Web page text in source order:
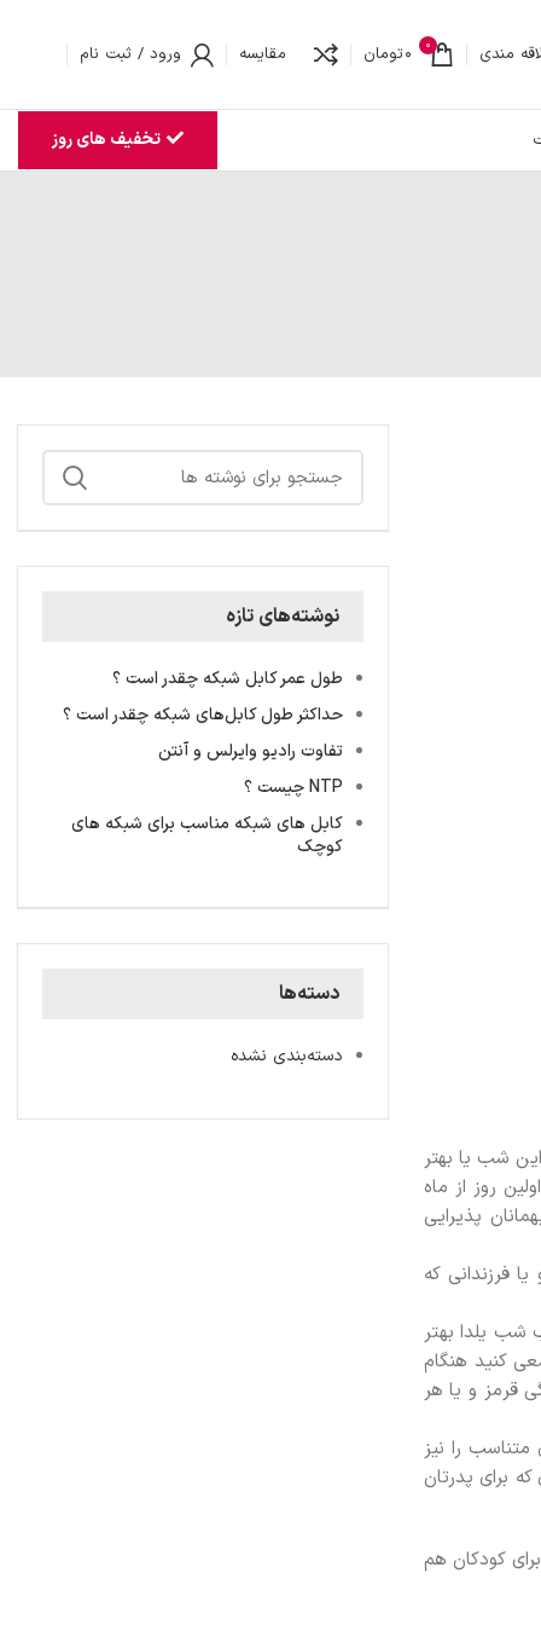
مندی 0
0تومان مقایسه ورود / ثبت نام
تخفیف های روز
شب یا بهتر
روز از ماه
پذیرایی
فرزندانی که
شب یلدا بهتر
کنید هنگام
قرمز و یا هر
را نیز
برای پدرتان
کودکان هم
نوشته‌های تازه
طول عمر کابل شبکه چقدر است ؟
حداکثر طول کابل‌های شبکه چقدر است ؟
تفاوت رادیو وایرلس و آنتن
NTP چیست ؟
کابل های شبکه مناسب برای شبکه های
کوچک
دسته‌ها
دسته‌بندی نشده